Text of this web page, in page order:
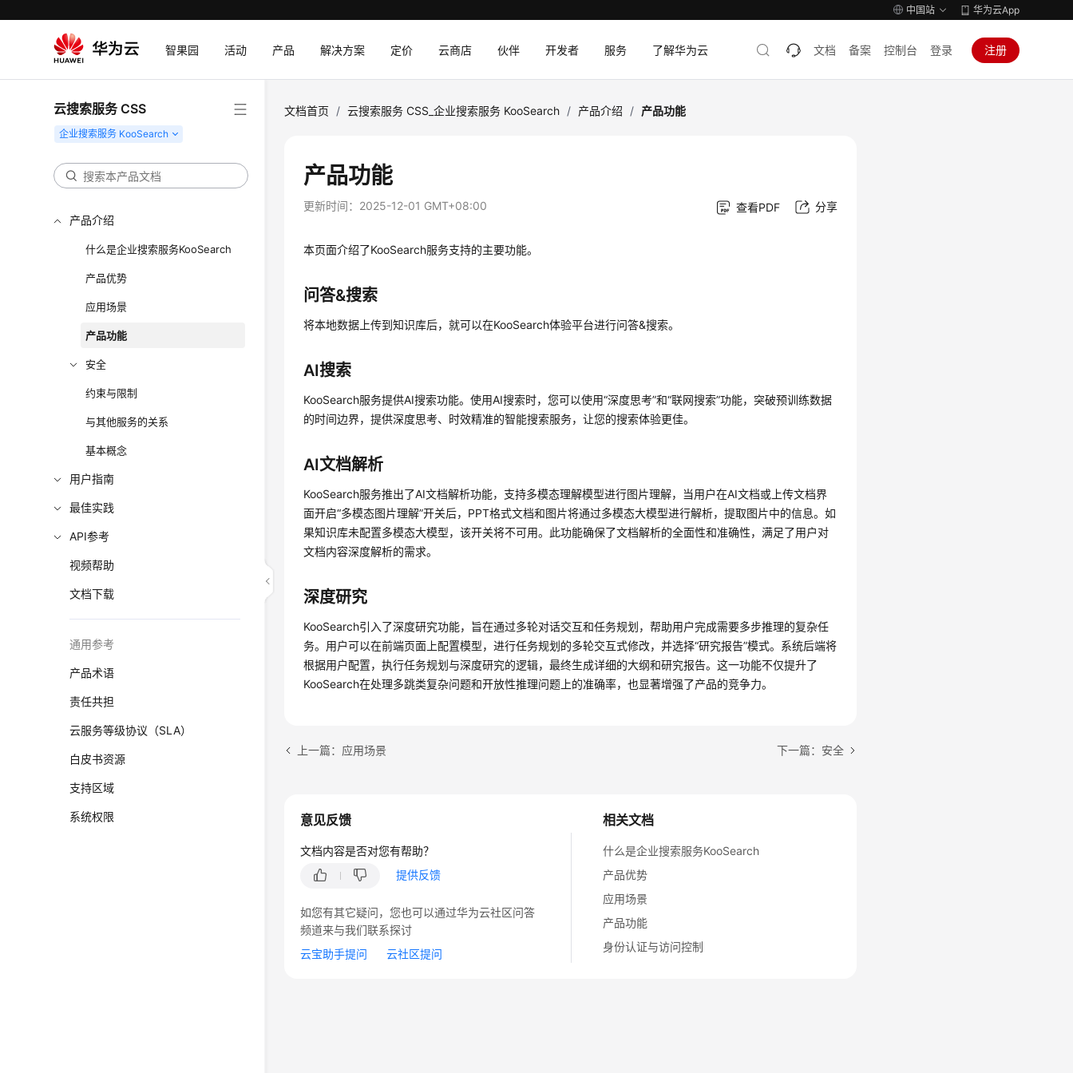
中国站 华为云App
智果园 活动 产品 解决方案 定价 云商店 伙伴 开发者 服务 了解华为云 文档 备案 控制台 登录 注册
云搜索服务 CSS
产品介绍
什么是企业搜索服务KooSearch
产品优势
应用场景
产品功能
安全
约束与限制
与其他服务的关系
基本概念
用户指南
最佳实践
API参考
视频帮助
文档下载
通用参考
产品术语
责任共担
云服务等级协议（SLA）
白皮书资源
支持区域
系统权限
文档首页 / 云搜索服务 CSS_企业搜索服务 KooSearch / 产品介绍 / 产品功能
产品功能
更新时间： 2025-12-01 GMT+08:00 查看PDF 分享
本页面介绍了KooSearch服务支持的主要功能。
问答&搜索
将本地数据上传到知识库后，就可以在KooSearch体验平台进行问答&搜索。
AI搜索
KooSearch服务提供AI搜索功能。使用AI搜索时，您可以使用“深度思考”和“联网搜索”功能，突破预训练数据
的时间边界，提供深度思考、时效精准的智能搜索服务，让您的搜索体验更佳。
AI文档解析
KooSearch服务推出了AI文档解析功能，支持多模态理解模型进行图片理解，当用户在AI文档或上传文档界
面开启“多模态图片理解”开关后，PPT格式文档和图片将通过多模态大模型进行解析，提取图片中的信息。如
果知识库未配置多模态大模型，该开关将不可用。此功能确保了文档解析的全面性和准确性，满足了用户对
文档内容深度解析的需求。
深度研究
KooSearch引入了深度研究功能，旨在通过多轮对话交互和任务规划，帮助用户完成需要多步推理的复杂任
务。用户可以在前端页面上配置模型，进行任务规划的多轮交互式修改，并选择“研究报告”模式。系统后端将
根据用户配置，执行任务规划与深度研究的逻辑，最终生成详细的大纲和研究报告。这一功能不仅提升了
KooSearch在处理多跳类复杂问题和开放性推理问题上的准确率，也显著增强了产品的竞争力。
上一篇：应用场景 下一篇：安全
相关文档
什么是企业搜索服务KooSearch
产品优势
应用场景
产品功能
身份认证与访问控制
意见反馈
文档内容是否对您有帮助？
提供反馈
如您有其它疑问，您也可以通过华为云社区问答
频道来与我们联系探讨
云宝助手提问
云社区提问